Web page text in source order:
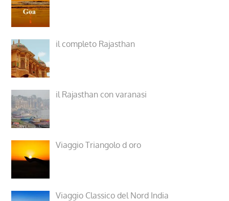
il completo Rajasthan
il Rajasthan con varanasi
Viaggio Triangolo d oro
Viaggio Classico del Nord India